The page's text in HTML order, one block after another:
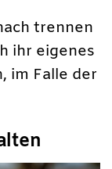
trennen
ihr eigenes
im Falle der